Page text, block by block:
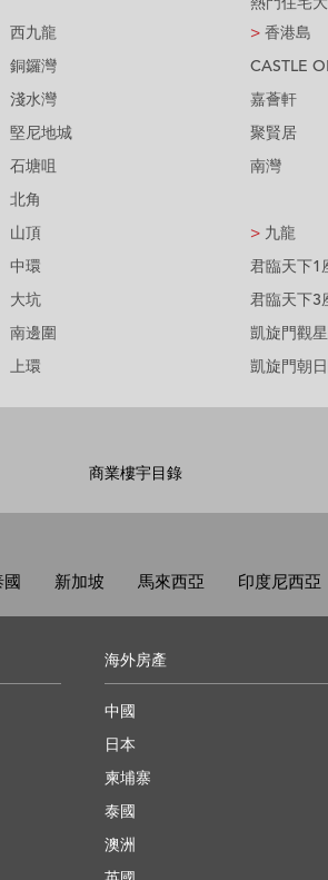
西九龍
銅鑼灣
淺水灣
堅尼地城
石塘咀
北角
山頂
中環
大坑
南邊圍
上環
> 香港島
CASTLE
嘉薈軒
聚賢居
南灣
> 九龍
君臨天下1
君臨天下3
凱旋門觀
凱旋門朝
商業樓宇目錄
國 新加坡 馬來西亞 印度尼西亞
海外房產
中國
日本
柬埔寨
泰國
澳洲